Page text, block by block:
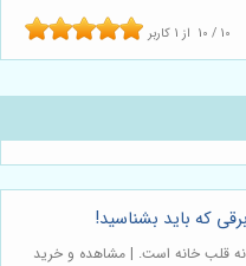
10 / 10 از 1 کاربر
قلب خانه است. | مشاهده و خرید